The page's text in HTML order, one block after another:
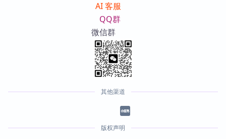
AI 客服
QQ群
微信群
其他渠道
版权声明